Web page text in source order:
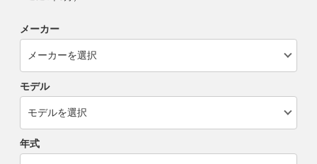
メーカー
モデル
年式